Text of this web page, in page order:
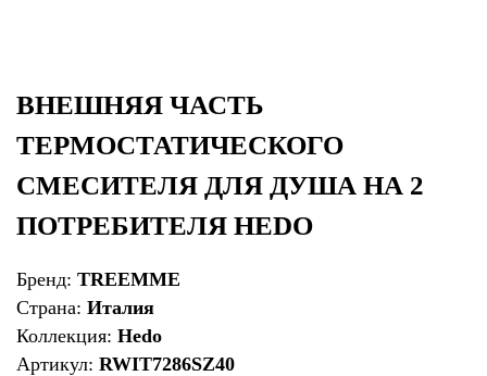
ВНЕШНЯЯ ЧАСТЬ
ТЕРМОСТАТИЧЕСКОГО
СМЕСИТЕЛЯ ДЛЯ ДУША НА 2
ПОТРЕБИТЕЛЯ HEDO
Бренд: TREEMME
Страна: Италия
Коллекция: Hedo
Артикул: RWIT7286SZ40